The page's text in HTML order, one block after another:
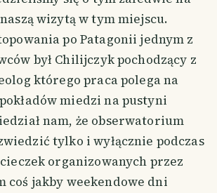
wizytą w tym miejscu.
po Patagonii jednym z
był Chilijczyk pochodzący z
którego praca polega na
miedzi na pustyni
nam, że obserwatorium
tylko i wyłącznie podczas
organizowanych przez
coś jakby weekendowe dni